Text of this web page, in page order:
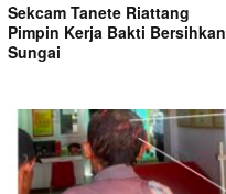
Sekcam Tanete Riattang
Pimpin Kerja Bakti Bersihkan
Sungai